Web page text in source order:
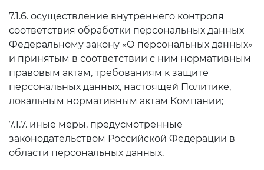
7.1.6. осуществление внутреннего контроля
соответствия обработки персональных данных
Федеральному закону «О персональных данных»
и принятым в соответствии с ним нормативным
правовым актам, требованиям к защите
персональных данных, настоящей Политике,
локальным нормативным актам Компании;
7.1.7. иные меры, предусмотренные
законодательством Российской Федерации в
области персональных данных.